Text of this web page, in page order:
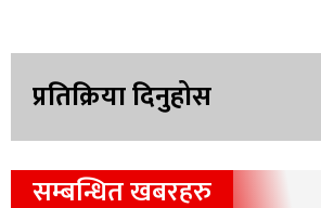
प्रतिक्रिया दिनुहोस
सम्बन्धित खबरहरु